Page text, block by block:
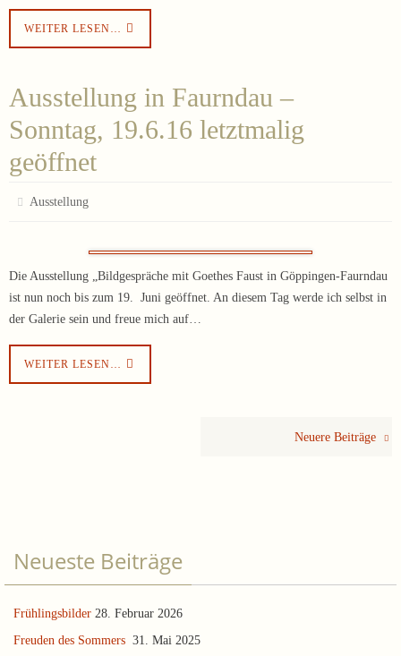
WEITER LESEN…
Ausstellung in Faurndau –
Sonntag, 19.6.16 letztmalig
geöffnet
Ausstellung
Die Ausstellung „Bildgespräche mit Goethes Faust in Göppingen-Faurndau
ist nun noch bis zum 19. Juni geöffnet. An diesem Tag werde ich selbst in
der Galerie sein und freue mich auf…
WEITER LESEN…
Neuere Beiträge
Neueste Beiträge
Frühlingsbilder 28. Februar 2026
Freuden des Sommers 31. Mai 2025